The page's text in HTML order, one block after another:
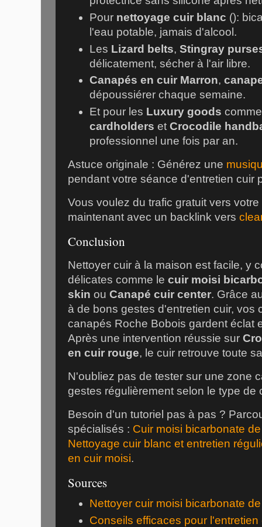
Pour nettoyage cuir blanc ():
l'eau potable, jamais d'alcool.
Les Lizard belts,Stingray
délicatement, sécher à l'air libre.
Canapés en cuir Marron,
dépoussiérer chaque semaine.
Et pour les Luxury goods
cardholders etCrocodile
professionnel une fois par an.
Astuce originale : Générez une
pendant votre séance d'entretien cuir
Vous voulez du trafic gratuit vers
maintenant avec un backlink vers
Conclusion
Nettoyer cuir à la maison est facile, y
délicates comme le cuir moisi
skin ou Canapé cuir center. Grâce
à de bons gestes d'entretien cuir, vos
canapés Roche Bobois gardent éclat
Après une intervention réussie sur
en cuir rouge, le cuir retrouve toute
N'oubliez pas de tester sur une zone
gestes régulièrement selon le type de
Besoin d'un tutoriel pas à pas ?
spécialisés : Cuir moisi bicarbonate
Nettoyage cuir blanc et entretien
en cuir moisi.
Sources
Nettoyer cuir moisi bicarbonate
Conseils efficaces pour l'entretien